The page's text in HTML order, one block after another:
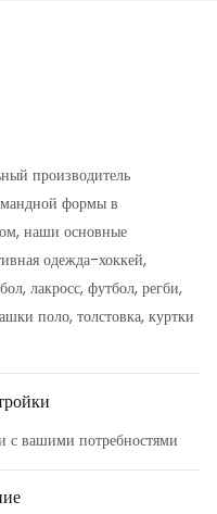
производитель
формы в
наши основные
одежда-хоккей,
лакросс, футбол, регби,
поло, толстовка, куртки
с вашими потребностями